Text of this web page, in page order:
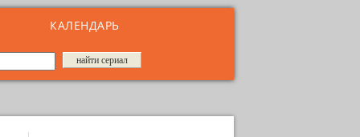
КАЛЕНДАРЬ